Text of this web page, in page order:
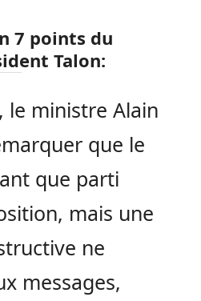
7 points du
Talon:
le ministre Alain
que le
que parti
mais une
ne
messages,